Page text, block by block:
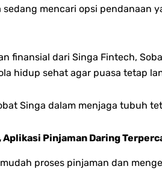
mencari opsi pendanaan
finansial dari Singa Fintech,
hidup sehat agar puasa tetap
Singa dalam menjaga tubuh
Pinjaman Daring
proses pinjaman dan